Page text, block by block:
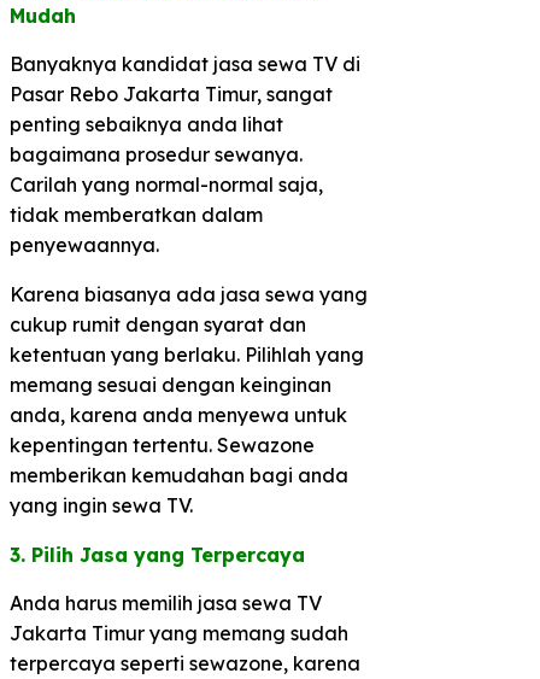
Mudah​
Banyaknya kandidat jasa sewa TV di
Pasar Rebo Jakarta Timur, sangat
penting sebaiknya anda lihat
bagaimana prosedur sewanya.
Carilah yang normal-normal saja,
tidak memberatkan dalam
penyewaannya.
Karena biasanya ada jasa sewa yang
cukup rumit dengan syarat dan
ketentuan yang berlaku. Pilihlah yang
memang sesuai dengan keinginan
anda, karena anda menyewa untuk
kepentingan tertentu. Sewazone
memberikan kemudahan bagi anda
yang ingin sewa TV.
3. Pilih Jasa yang Terpercaya​
Anda harus memilih jasa sewa TV
Jakarta Timur yang memang sudah
terpercaya seperti sewazone, karena